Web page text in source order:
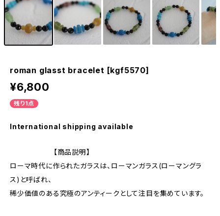
roman glasst bracelet [kgf5570]
¥6,800
残り1点
International shipping available
【商品説明】
ローマ時代に作られたガラスは、ローマンガラス(ローマングラ
ス)と呼ばれ、
稀少価値のある究極のアンティークとして注目を集めています。